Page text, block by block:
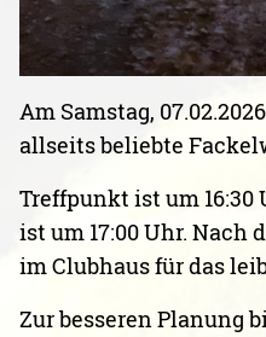
Am Samstag,
allseits beliebte
Treffpunkt ist um 16:30
ist um 17:00 Uhr. Nach
im Clubhaus für das
Zur besseren Planung